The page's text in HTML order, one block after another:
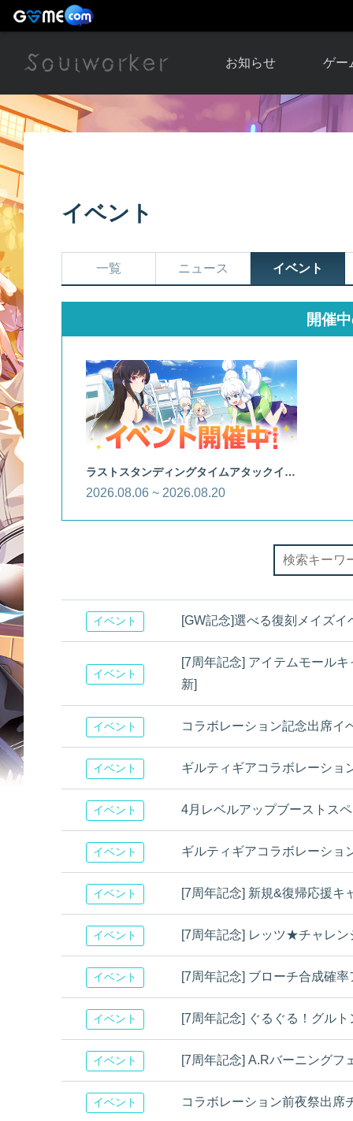
お知らせ
お知らせ一覧
ゲー
ソウ
イベント
一覧 ニュース イベント
開催
ラストスタンディングタイムアタックイベント
2026.08.06 ~ 2026.08.20
イベント [GW記念]選べる復刻メイズ
イベント
[7周年記念] アイテムモール
新]
イベント コラボレーション記念出席イ
イベント ギルティギアコラボレーショ
イベント 4月レベルアップブーストス
イベント ギルティギアコラボレーショ
イベント [7周年記念] 新規&復帰応援キ
イベント [7周年記念] レッツ★チャレン
イベント [7周年記念] ブローチ合成確
イベント [7周年記念] ぐるぐる！グル
イベント [7周年記念] A.Rバーニングフ
イベント コラボレーション前夜祭出席